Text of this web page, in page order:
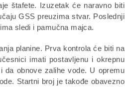
štafete. Izuzetak će naravno biti
GSS preuzima stvar. Poslednji
sledi i pamučna majca.
planine. Prva kontrola će biti na
imati postavljenu i okrepnu
obnove zalihe vode. U opremu
Startni broj je takođe obavezno